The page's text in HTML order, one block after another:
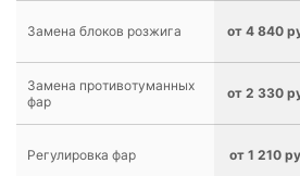
Замена блоков розжига от 4 840
Замена противотуманных
фар
от 2 330
Регулировка фар от 1 210